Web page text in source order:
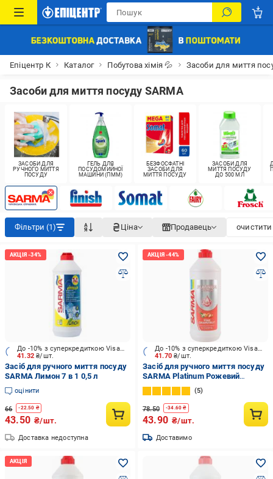
Епіцентр К Каталог Побутова хімія 💦 Засоби для миття
Засоби для миття посуду SARMA
ЗАСОБИ ДЛЯ
РУЧНОГО МИТТЯ
ПОСУДУ
ГЕЛЬ ДЛЯ
ПОСУДОМИЙНОЇ
МАШИНИ (ПММ)
БЕЗФОСФАТНІ
ЗАСОБИ ДЛЯ
МИТТЯ ПОСУДУ
ЗАСОБИ ДЛЯ
МИТТЯ ПОСУДУ
ДО 500 МЛ
Фільтри (1) Ціна Продавець очистити
41.32₴/шт.
До -10% з суперкредиткою Visa Вигода
Засіб для ручного миття посуду
SARMA Лимон 7 в 1 0,5 л
оцінити
66 -22.50 ₴
43.50 ₴/шт.
Доставка недоступна
41.70₴/шт.
До -10% з суперкредиткою Visa Вигода
Засіб для ручного миття посуду
SARMA Platinum Рожевий
грейпфрут 0,5 л
5
78.50 -34.60 ₴
43.90 ₴/шт.
Доставимо